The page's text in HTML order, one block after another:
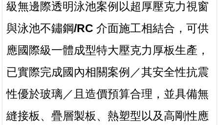
級無邊際透明泳池案例以超厚壓克力視窗
與泳池不鏽鋼/RC 介面施工相結合，可供
應國際級一體成型特大壓克力厚板生產，
已實際完成國內相關案例／其安全性抗震
性優於玻璃／且造價預算合理，並具備無
縫接板、疊層製板、熱塑型以及高剛性應